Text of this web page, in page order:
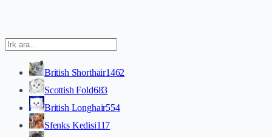
British Shorthair1462
Scottish Fold683
British Longhair554
Sfenks Kedisi117